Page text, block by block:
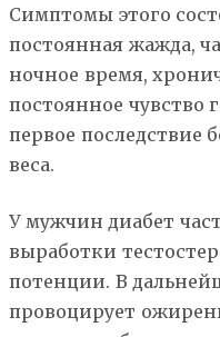
Симптомы этого
постоянная жажда,
ночное время,
постоянное чувство
первое последствие
веса.
У мужчин диабет
выработки
потенции. В
провоцирует